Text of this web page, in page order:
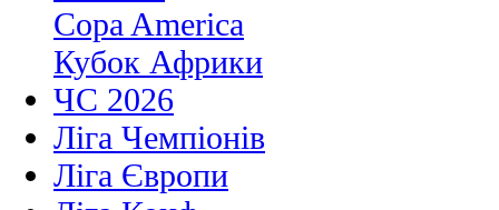
Copa America
Кубок Африки
ЧС 2026
Ліга Чемпіонів
Ліга Європи